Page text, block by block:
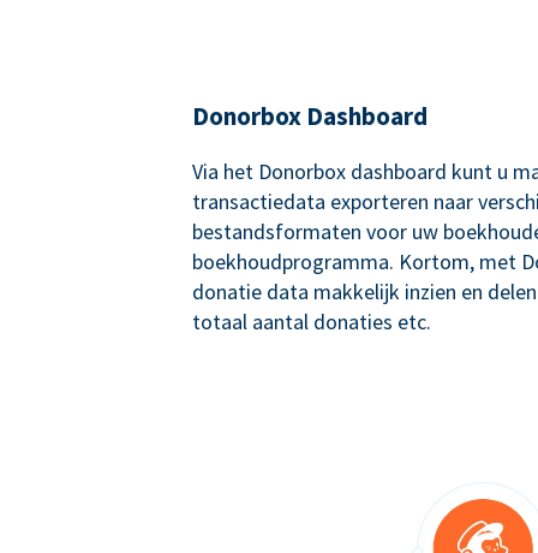
Donorbox Dashboard
Via het Donorbox dashboard kunt u
transactiedata exporteren naar
bestandsformaten voor uw
boekhoudprogramma. Kortom, met
donatie data makkelijk inzien en
totaal aantal donaties etc.